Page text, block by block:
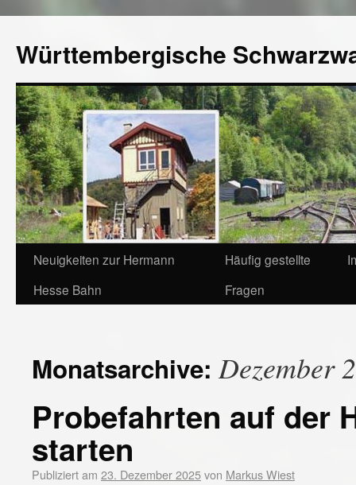
Württembergische
Neuigkeiten zur Hermann
Hesse Bahn
Häufig gestellte
Fragen
Monatsarchive:Dezember
Probefahrten auf der
starten
Publiziert am 23. Dezember 2025von Markus Wiest